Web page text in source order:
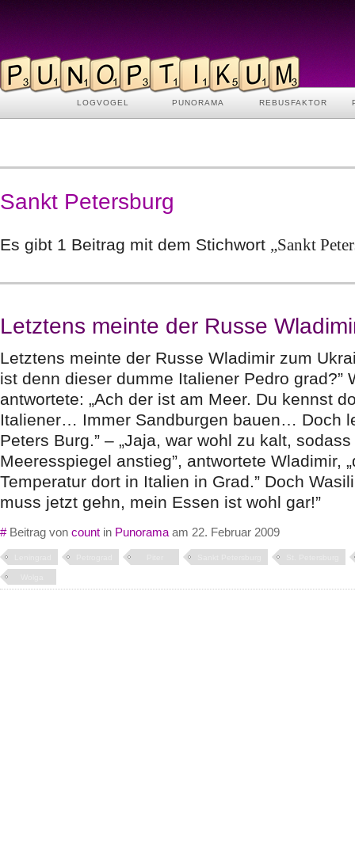
LOGVOGEL PUNORAMA REBUSFAKTOR
Sankt Petersburg
Es gibt 1 Beitrag mit dem Stichwort „Sankt
Letztens meinte der Russe
Letztens meinte der Russe Wladimir zum
ist denn dieser dumme Italiener Pedro grad?”
antwortete: „Ach der ist am Meer. Du kennst
Italiener… Immer Sandburgen bauen… Doch
Peters Burg.” – „Jaja, war wohl zu kalt,
Meeresspiegel anstieg”, antwortete Wladimir,
Temperatur dort in Italien in Grad.” Doch
muss jetzt gehn, mein Essen ist wohl gar!”
#Beitrag von count in Punorama am 22. Februar 2009